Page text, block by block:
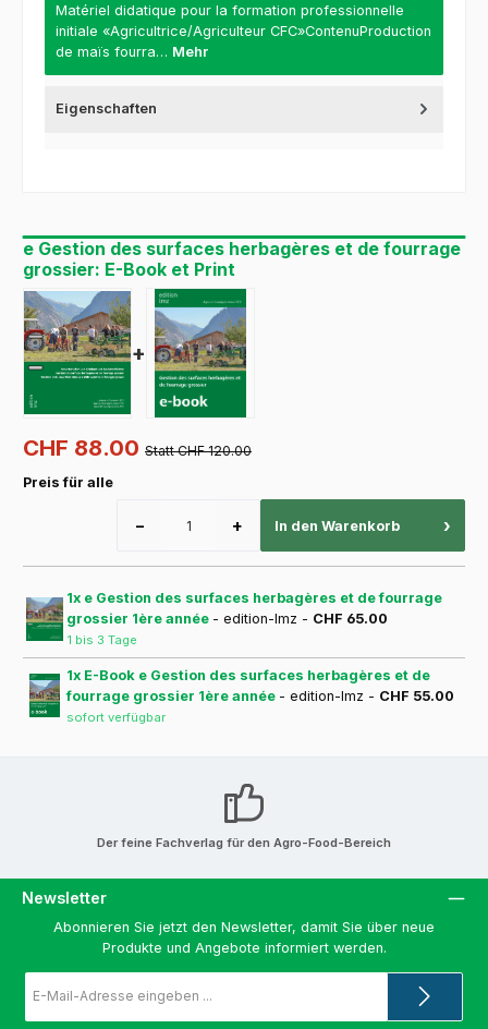
Matériel didatique pour la formation professionnelle
initiale «Agricultrice/Agriculteur CFC»ContenuProduction
de maïs fourra… Mehr
Eigenschaften
e Gestion des surfaces herbagères et de fourrage
grossier: E-Book et Print
+
CHF 88.00 Statt CHF 120.00
Preis für alle
− + In den Warenkorb ›
1x e Gestion des surfaces herbagères et de fourrage
grossier 1ère année - edition-lmz - CHF 65.00
1 bis 3 Tage
1x E-Book e Gestion des surfaces herbagères et de
fourrage grossier 1ère année - edition-lmz - CHF 55.00
sofort verfügbar
Der feine Fachverlag für den Agro-Food-Bereich
Newsletter
Abonnieren Sie jetzt den Newsletter, damit Sie über neue
Produkte und Angebote informiert werden.
Mail-
*